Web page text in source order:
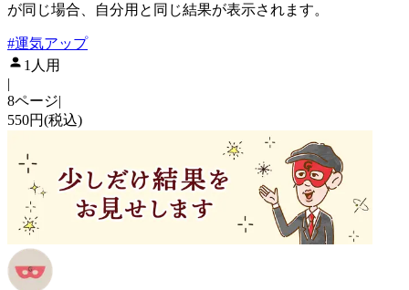
が同じ場合、自分用と同じ結果が表示されます。
#運気アップ
1人用
|
8ページ|
550円(税込)